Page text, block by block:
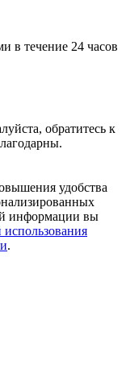
в течение 24 часов
обратитесь к
удобства
информации вы
.